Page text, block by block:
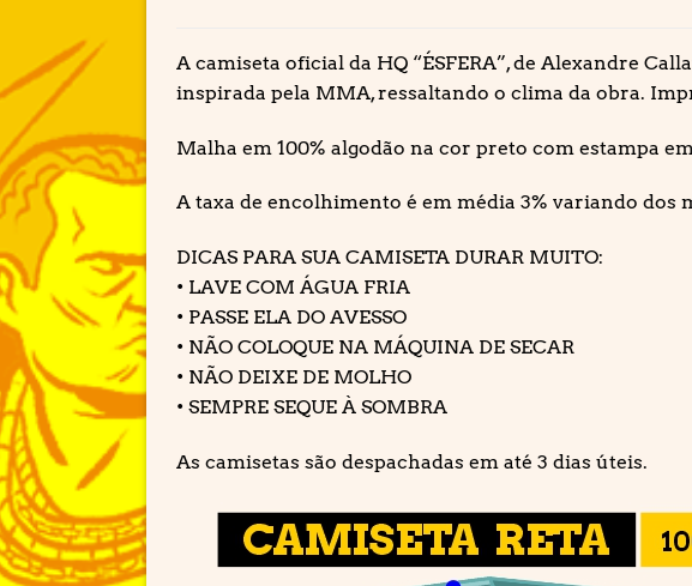
A camiseta oficial da HQ “ÉSFERA”, de Alexandre
inspirada pela MMA, ressaltando o clima da obra.
Malha em 100% algodão na cor preto com estampa
A taxa de encolhimento é em média 3% variando dos
DICAS PARA SUA CAMISETA DURAR MUITO:
• LAVE COM ÁGUA FRIA
• PASSE ELA DO AVESSO
• NÃO COLOQUE NA MÁQUINA DE SECAR
• NÃO DEIXE DE MOLHO
• SEMPRE SEQUE À SOMBRA
As camisetas são despachadas em até 3 dias úteis.